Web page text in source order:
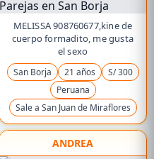
MELISSA 908760677,kine de
cuerpo formadito, me gusta
el sexo
San Borja 21 años
S/ 300
Peruana
Sale a San Juan de Miraflores
ANDREA